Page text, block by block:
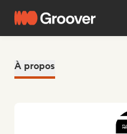
À propos